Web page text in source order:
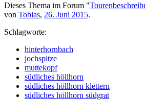
Dieses Thema im Forum "
von Tobias, 26. Juni 2015.
Schlagworte:
hinterhornbach
jochspitze
muttekopf
südliches höllhorn
südliches höllhorn klettern
südliches höllhorn südgrat